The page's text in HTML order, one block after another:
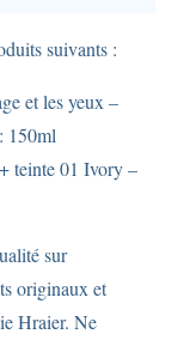
suivants :
et les yeux –
150ml
teinte 01 Ivory –
sur
originaux et
Hraier. Ne